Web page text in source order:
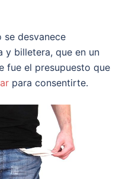
se desvanece
y billetera, que en un
fue el presupuesto que
para consentirte.